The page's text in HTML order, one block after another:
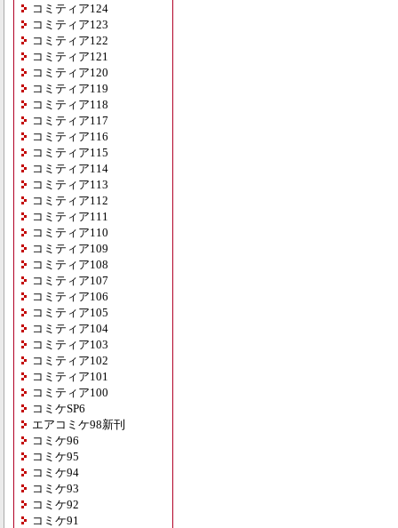
コミティア124
コミティア123
コミティア122
コミティア121
コミティア120
コミティア119
コミティア118
コミティア117
コミティア116
コミティア115
コミティア114
コミティア113
コミティア112
コミティア111
コミティア110
コミティア109
コミティア108
コミティア107
コミティア106
コミティア105
コミティア104
コミティア103
コミティア102
コミティア101
コミティア100
コミケSP6
エアコミケ98新刊
コミケ96
コミケ95
コミケ94
コミケ93
コミケ92
コミケ91